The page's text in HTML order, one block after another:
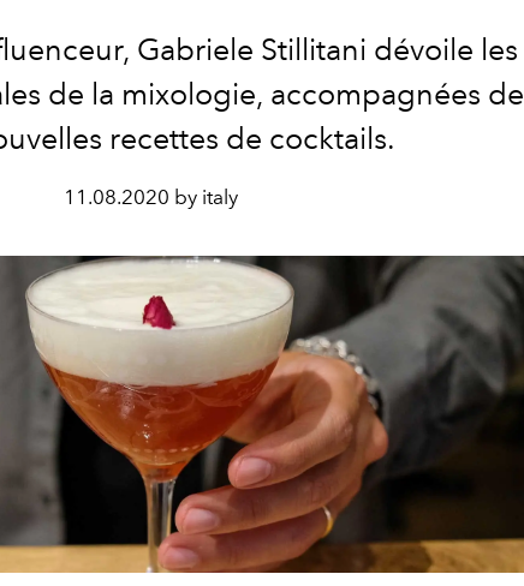
Gabriele Stillitani dévoile les
de la mixologie, accompagnées de
recettes de cocktails.
11.08.2020 by italy